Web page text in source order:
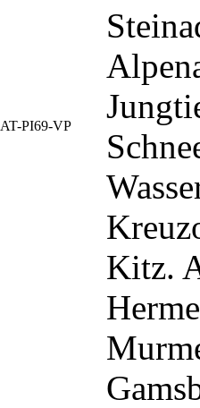
AT-PI69-VP
Kitz.